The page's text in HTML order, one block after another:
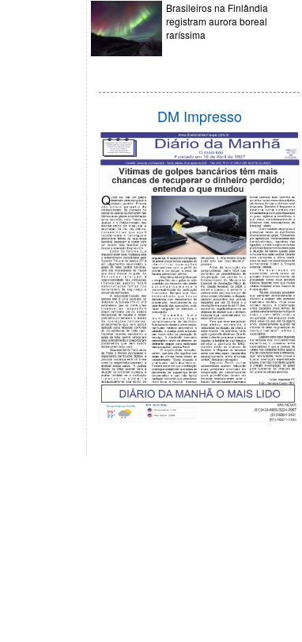
Brasileiros na Finlândia
registram aurora boreal
raríssima
DM Impresso